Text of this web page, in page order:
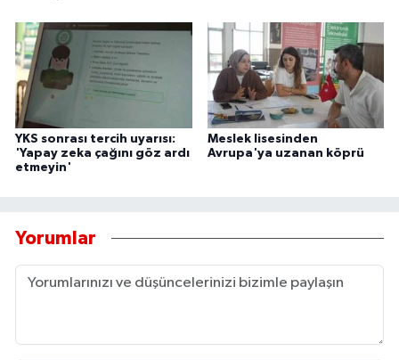
YKS sonrası tercih uyarısı:
'Yapay zeka çağını göz ardı
etmeyin'
Meslek lisesinden
Avrupa'ya uzanan köprü
Yorumlar